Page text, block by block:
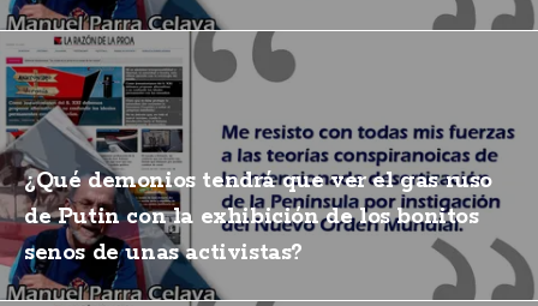
¿Qué demonios tendrá que ver el gas ruso
de Putin con la exhibición de los bonitos
senos de unas activistas?